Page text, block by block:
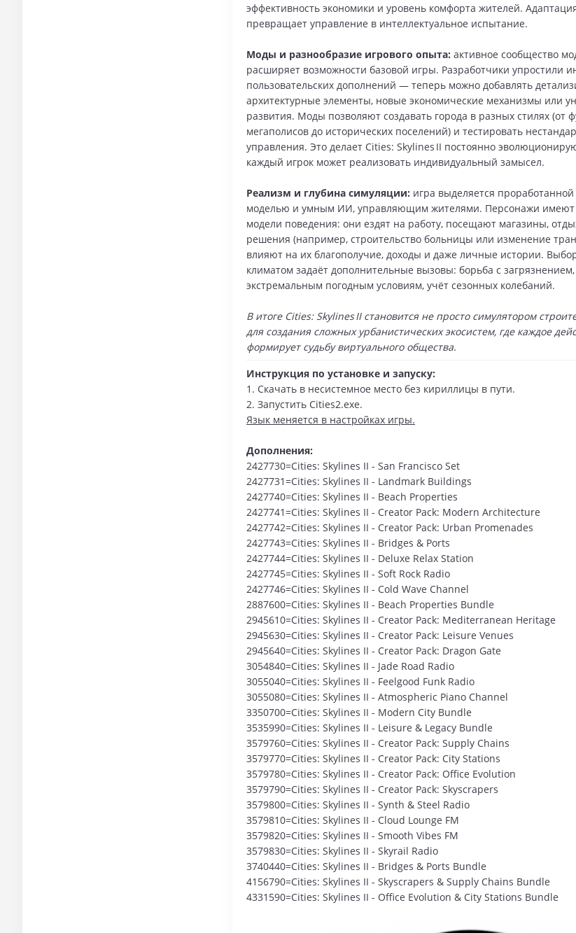
эффективность экономики и уровень комфорта жителей.
превращает управление в интеллектуальное испытание.
Моды и разнообразие игрового опыта: активное сообщество
расширяет возможности базовой игры. Разработчики упростили
пользовательских дополнений — теперь можно добавлять
архитектурные элементы, новые экономические механизмы или
развития. Моды позволяют создавать города в разных стилях (от
мегаполисов до исторических поселений) и тестировать
управления. Это делает Cities: Skylines II постоянно
каждый игрок может реализовать индивидуальный замысел.
Реализм и глубина симуляции: игра выделяется
моделью и умным ИИ, управляющим жителями. Персонажи имеют
модели поведения: они ездят на работу, посещают магазины,
решения (например, строительство больницы или изменение
влияют на их благополучие, доходы и даже личные истории.
климатом задаёт дополнительные вызовы: борьба с
экстремальным погодным условиям, учёт сезонных колебаний.
В итоге Cities: Skylines II становится не просто симулятором
для создания сложных урбанистических экосистем, где каждое
формирует судьбу виртуального общества.
Инструкция по установке и запуску:
1. Скачать в несистемное место без кириллицы в пути.
2. Запустить Cities2.exe.
Язык меняется в настройках игры.
Дополнения:
2427730=Cities: Skylines II - San Francisco Set
2427731=Cities: Skylines II - Landmark Buildings
2427740=Cities: Skylines II - Beach Properties
2427741=Cities: Skylines II - Creator Pack: Modern Architecture
2427742=Cities: Skylines II - Creator Pack: Urban Promenades
2427743=Cities: Skylines II - Bridges & Ports
2427744=Cities: Skylines II - Deluxe Relax Station
2427745=Cities: Skylines II - Soft Rock Radio
2427746=Cities: Skylines II - Cold Wave Channel
2887600=Cities: Skylines II - Beach Properties Bundle
2945610=Cities: Skylines II - Creator Pack: Mediterranean Heritage
2945630=Cities: Skylines II - Creator Pack: Leisure Venues
2945640=Cities: Skylines II - Creator Pack: Dragon Gate
3054840=Cities: Skylines II - Jade Road Radio
3055040=Cities: Skylines II - Feelgood Funk Radio
3055080=Cities: Skylines II - Atmospheric Piano Channel
3350700=Cities: Skylines II - Modern City Bundle
3535990=Cities: Skylines II - Leisure & Legacy Bundle
3579760=Cities: Skylines II - Creator Pack: Supply Chains
3579770=Cities: Skylines II - Creator Pack: City Stations
3579780=Cities: Skylines II - Creator Pack: Office Evolution
3579790=Cities: Skylines II - Creator Pack: Skyscrapers
3579800=Cities: Skylines II - Synth & Steel Radio
3579810=Cities: Skylines II - Cloud Lounge FM
3579820=Cities: Skylines II - Smooth Vibes FM
3579830=Cities: Skylines II - Skyrail Radio
3740440=Cities: Skylines II - Bridges & Ports Bundle
4156790=Cities: Skylines II - Skyscrapers & Supply Chains Bundle
4331590=Cities: Skylines II - Office Evolution & City Stations Bundle